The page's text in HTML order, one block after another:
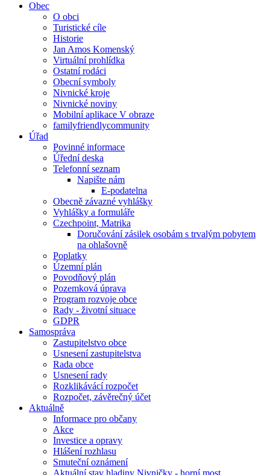
Obec
O obci
Turistické cíle
Historie
Jan Amos Komenský
Virtuální prohlídka
Ostatní rodáci
Obecní symboly
Nivnické kroje
Nivnické noviny
Mobilní aplikace V obraze
familyfriendlycommunity
Úřad
Povinné informace
Úřední deska
Telefonní seznam
Napište nám
E-podatelna
Obecně závazné vyhlášky
Vyhlášky a formuláře
Czechpoint, Matrika
Doručování zásilek osobám s trvalým pobytem
na ohlašovně
Poplatky
Územní plán
Povodňový plán
Pozemková úprava
Program rozvoje obce
Rady - životní situace
GDPR
Samospráva
Zastupitelstvo obce
Usnesení zastupitelstva
Rada obce
Usnesení rady
Rozklikávácí rozpočet
Rozpočet, závěrečný účet
Aktuálně
Informace pro občany
Akce
Investice a opravy
Hlášení rozhlasu
Smuteční oznámení
Aktuální stav hladiny Nivničky - horní most